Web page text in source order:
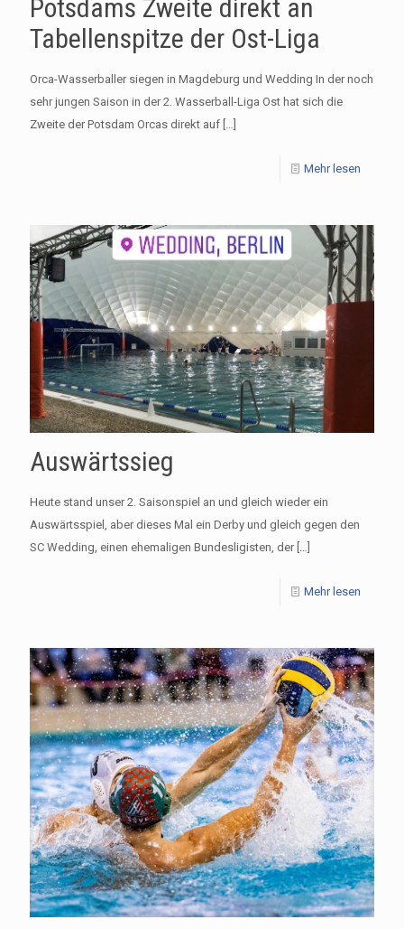
Potsdams Zweite direkt an
Tabellenspitze der Ost-Liga
Orca-Wasserballer siegen in Magdeburg und Wedding In der noch
sehr jungen Saison in der 2. Wasserball-Liga Ost hat sich die
Zweite der Potsdam Orcas direkt auf […]
Mehr lesen
Auswärtssieg
Heute stand unser 2. Saisonspiel an und gleich wieder ein
Auswärtsspiel, aber dieses Mal ein Derby und gleich gegen den
SC Wedding, einen ehemaligen Bundesligisten, der[…]
Mehr lesen